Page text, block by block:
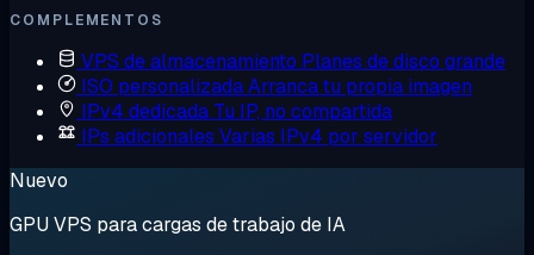
COMPLEMENTOS
VPS de almacenamiento Planes de disco grande
ISO personalizadaArranca tu propia imagen
IPv4 dedicada Tu IP, no compartida
IPs adicionales Varias IPv4 por servidor
Nuevo
GPU VPS para cargas de trabajo de IA